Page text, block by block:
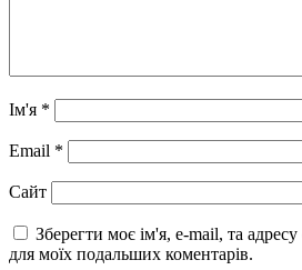
Ім'я *
Email *
Сайт
Зберегти моє ім'я, e-mail, та
для моїх подальших коментарів.